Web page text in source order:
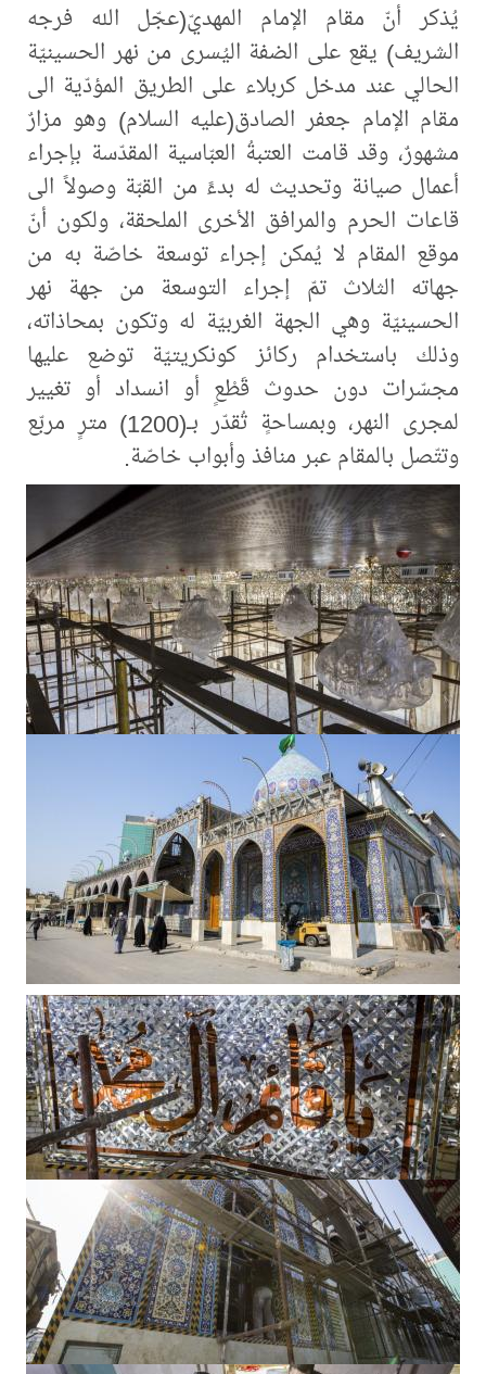
يُذكر أنّ مقام الإمام المهديّ(عجّل الله فرجه
الشريف) يقع على الضفة اليُسرى من نهر الحسينيّة
الحالي عند مدخل كربلاء على الطريق المؤدّية الى
مقام الإمام جعفر الصادق(عليه السلام) وهو مزارٌ
مشهورٌ، وقد قامت العتبةُ العبّاسية المقدّسة بإجراء
أعمال صيانة وتحديث له بدءً من القبّة وصولاً الى
قاعات الحرم والمرافق الأخرى الملحقة، ولكون أنّ
موقع المقام لا يُمكن إجراء توسعة خاصّة به من
جهاته الثلاث تمّ إجراء التوسعة من جهة نهر
الحسينيّة وهي الجهة الغربيّة له وتكون بمحاذاته،
وذلك باستخدام ركائز كونكريتيّة توضع عليها
مجسّرات دون حدوث قَطْعٍ أو انسداد أو تغيير
لمجرى النهر، وبمساحةٍ تُقدّر بـ(1200) مترٍ مربّع
وتتّصل بالمقام عبر منافذ وأبواب خاصّة.